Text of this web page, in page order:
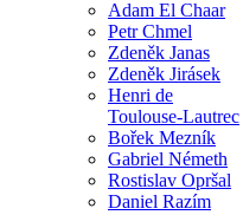
Adam El Chaar
Petr Chmel
Zdeněk Janas
Zdeněk Jirásek
Henri de
Toulouse-Lautrec
Bořek Mezník
Gabriel Németh
Rostislav Opršal
Daniel Razím